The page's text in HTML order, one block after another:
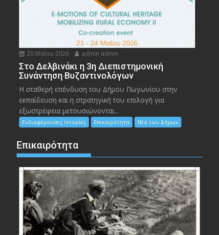
20 Μαΐου 2026 admin admin
Στο Δελβινάκι η 3η Διεπιστημονική
Συνάντηση Βυζαντινολόγων
Η σταθερή επένδυση του Δήμου Πωγωνίου στην
εκπαίδευση και η στρατηγική του επιλογή για
εξωστρέφεια μετουσιώνονται...
Ενδιαφέρουσες Ιστορίες Επικαιρότητα Νέα των Δήμων
Επικαιρότητα